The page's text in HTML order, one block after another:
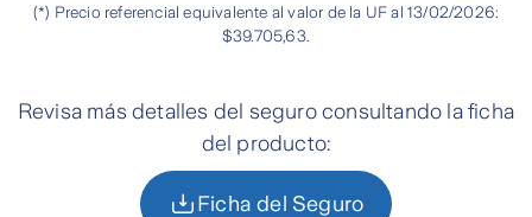
(*) Precio referencial equivalente al valor de la UF al 13/02/2026:
$39.705,63.
Revisa más detalles del seguro consultando la ficha
del producto:
Ficha del Seguro